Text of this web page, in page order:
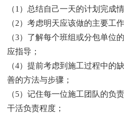
（1）总结自己一天的计划完成情
（2）考虑明天应该做的主要工作
（3）了解每个班组或分包单位
应指导；
（4）提前考虑到施工过程中的
善的方法与步骤；
（5）记住每一位施工团队的负
干活负责程度；